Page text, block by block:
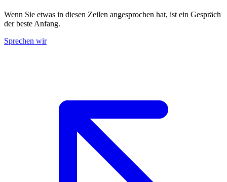
Wenn Sie etwas in diesen Zeilen angesprochen hat, ist ein Gespräch
der beste Anfang.
Sprechen wir